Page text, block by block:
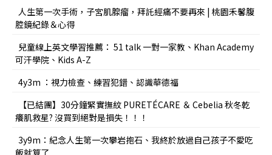
人生第一次手術，子宮肌腺瘤，拜託經痛不要再來 | 桃園禾馨腹
腔鏡紀錄＆心得
兒童線上英文學習推薦： 51 talk 一對一家教、Khan Academy
可汗學院、Kids A-Z
4y3m ：視力檢查、練習犯錯、認識華德福
【已結團】30分鐘緊實撫紋 PURETÉCARE ＆ Cebelia 秋冬乾
癢肌救星? 沒買到絕對是損失！！！
3y9m：紀念人生第一次攀岩抱石、我終於放過自己孩子不愛吃